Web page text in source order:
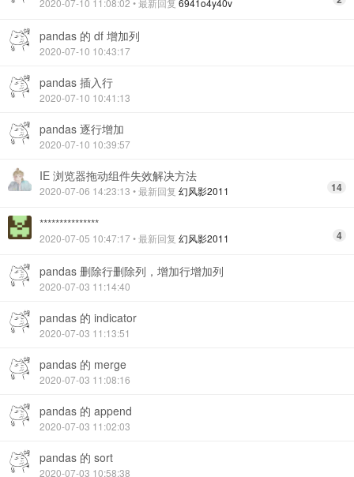
2020-07-10 11:08:02 • 最新回复 6941o4y40v
pandas 的 df 增加列
2020-07-10 10:43:17
pandas 插入行
2020-07-10 10:41:13
pandas 逐行增加
2020-07-10 10:39:57
IE 浏览器拖动组件失效解决方法
2020-07-06 14:23:13 • 最新回复 幻风影2011 14
***************
2020-07-05 10:47:17 • 最新回复 幻风影2011 4
pandas 删除行删除列，增加行增加列
2020-07-03 11:14:40
pandas 的 indicator
2020-07-03 11:13:51
pandas 的 merge
2020-07-03 11:08:16
pandas 的 append
2020-07-03 11:02:03
pandas 的 sort
2020-07-03 10:58:38